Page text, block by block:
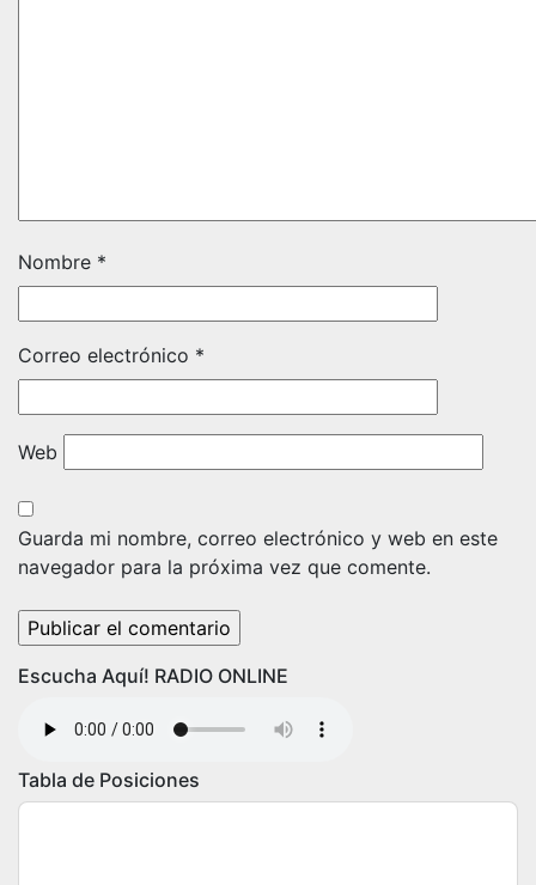
Nombre *
Correo electrónico *
Web
Guarda mi nombre, correo electrónico y web en este
navegador para la próxima vez que comente.
Escucha Aquí! RADIO ONLINE
Tabla de Posiciones